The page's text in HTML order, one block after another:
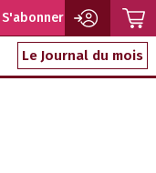
S'abonner
Le Journal du mois